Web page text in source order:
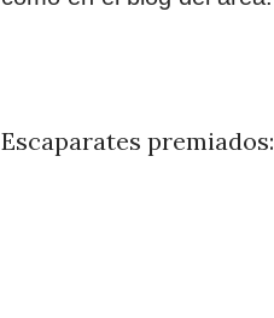
Escaparates premiados: